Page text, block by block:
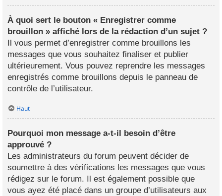
À quoi sert le bouton « Enregistrer comme
brouillon » affiché lors de la rédaction d’un sujet ?
Il vous permet d’enregistrer comme brouillons les
messages que vous souhaitez finaliser et publier
ultérieurement. Vous pouvez reprendre les messages
enregistrés comme brouillons depuis le panneau de
contrôle de l’utilisateur.
Haut
Pourquoi mon message a-t-il besoin d’être
approuvé ?
Les administrateurs du forum peuvent décider de
soumettre à des vérifications les messages que vous
rédigez sur le forum. Il est également possible que
vous ayez été placé dans un groupe d’utilisateurs aux